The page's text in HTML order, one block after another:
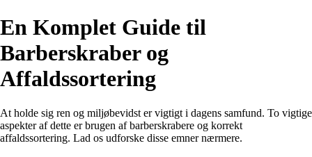
En Komplet Guide til
Barberskraber og
Affaldssortering
At holde sig ren og miljøbevidst er vigtigt i dagens samfund. To vigtige
aspekter af dette er brugen af barberskrabere og korrekt
affaldssortering. Lad os udforske disse emner nærmere.